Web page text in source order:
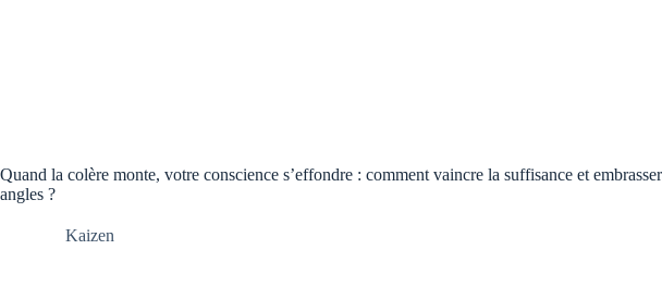
Quand la colère monte, votre conscience s’effondre : comment vaincre la suffisance et
angles ?
Kaizen